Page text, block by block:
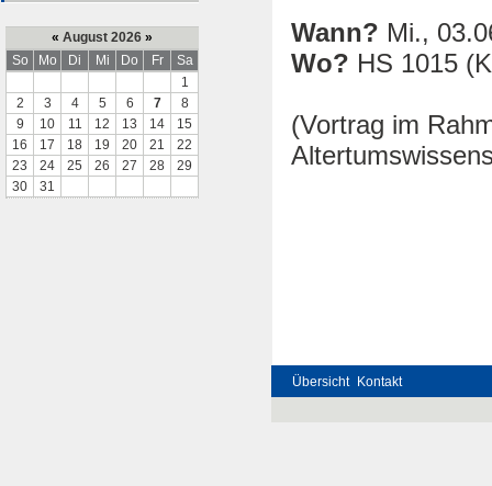
« August 2026 »
So
Mo Di Mi Do Fr
Sa
1
2
3 4 5 6 7
8
9
10 11 12 13 14
15
16
17 18 19 20 21
22
23
24 25 26 27 28
29
30
31
Wann? Mi.,
Wo? HS 1015
(Vortrag im
Übersicht Kontakt